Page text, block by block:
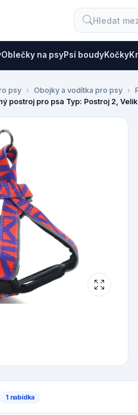
Oblečky na psyPsí boudyKočky
psy Obojky a vodítka pro psy
postroj pro psa Typ: Postroj 2,
1 nabídka